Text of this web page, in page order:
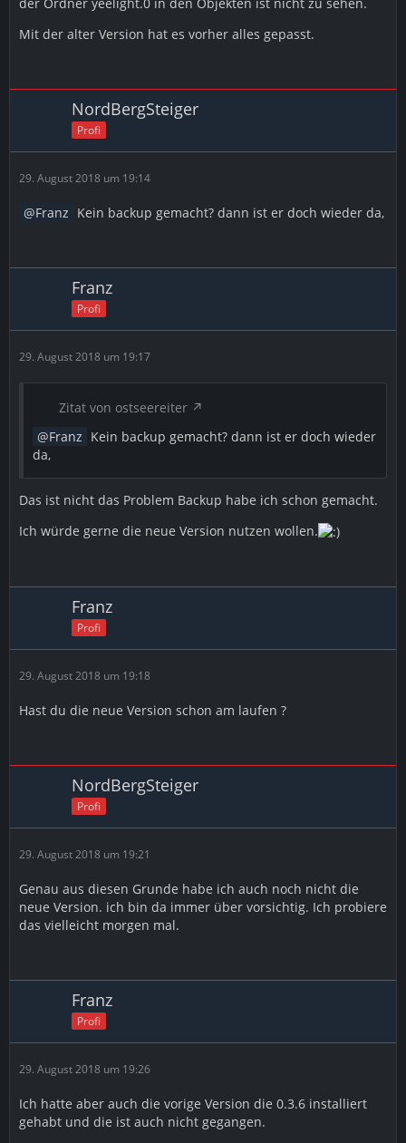
Mit der alter Version hat es vorher alles gepasst.
NordBergSteiger
Profi
29. August 2018 um 19:14
Franz Kein backup gemacht? dann ist er doch wieder da,
Franz
Profi
29. August 2018 um 19:17
Zitat von ostseereiter
Franz Kein backup gemacht? dann ist er doch wieder
da,
Das ist nicht das Problem Backup habe ich schon gemacht.
Ich würde gerne die neue Version nutzen wollen.
Franz
Profi
29. August 2018 um 19:18
Hast du die neue Version schon am laufen ?
NordBergSteiger
Profi
29. August 2018 um 19:21
Genau aus diesen Grunde habe ich auch noch nicht die
neue Version. ich bin da immer über vorsichtig. Ich probiere
das vielleicht morgen mal.
Franz
Profi
29. August 2018 um 19:26
Ich hatte aber auch die vorige Version die 0.3.6 installiert
gehabt und die ist auch nicht gegangen.